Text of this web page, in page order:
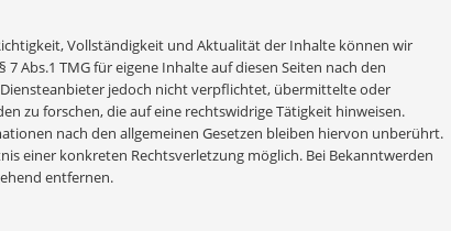
Vollständigkeit und Aktualität der Inhalte können wir
Abs.1 TMG für eigene Inhalte auf diesen Seiten nach den
jedoch nicht verpflichtet, übermittelte oder
zu forschen, die auf eine rechtswidrige Tätigkeit hinweisen.
nach den allgemeinen Gesetzen bleiben hiervon unberührt.
einer konkreten Rechtsverletzung möglich. Bei Bekanntwerden
entfernen.